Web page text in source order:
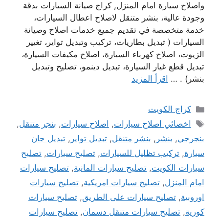
واصلاح سيارة امام المنزل, كراج صيانة السيارات بدقة
وجودة عالية، بنشر متنقل لاصلاح اعطال السيارات،
خدمة متخصصة في تقديم جميع خدمات اصلاح وصيانة
السيارات ( تبديل بطاريات، تركيب وتبديل تواير، تغيير
الزيوت، اصلاح كهرباء السيارة، اصلاح مكيفات السيارة،
تبديل قطع غيار السيارة، تبديل دينمو، تصليح وتبديل
بنشر) . … اقرأ المزيد
التصنيفات
كراج الكويت
الوسوم
اخصائي اصلاح سيارات, اصلاح سيارات, بنجر متنقل,
بنجرجي, بنشر , بنشر متنقل, تبديل تواير , تبديل جان
سيارة, تركيب تظليل للسيارات, تصليح سيارات, تصليح
سيارات الكويت, تصليح سيارات المانية, تصليح سيارات
امام المنزل, تصليح سيارات امريكية, تصليح سيارات
اوروبية, تصليح سيارات على الطريق, تصليح سيارات
كورية, تصليح سيارات متنقل دسمان, تصليح سيارات